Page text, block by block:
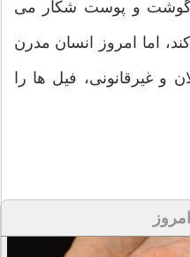
گوشت و پوست شکار می
کند، اما امروز انسان مدرن
غیرقانونی، فیل ها را